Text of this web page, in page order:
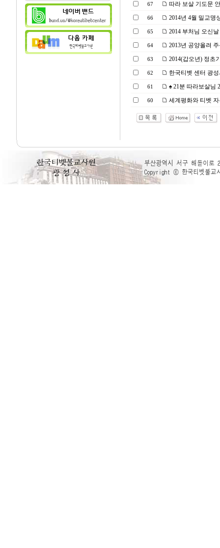
67 따라 보살 기도문
66 2014년 4월 밀교명
65 2014 부처님 오신
64 2013년 공양올려
63 2014(갑오년) 정초
62 한국티벳 센터 광
61 ♠ 21분 따라보살님
60 세계평화와 티벳